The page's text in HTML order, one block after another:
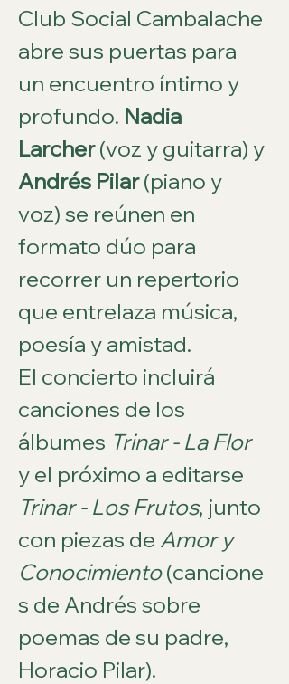
Club Social Cambalache
abre sus puertas para
un encuentro íntimo y
profundo. Nadia
Larcher (voz y guitarra) y
Andrés Pilar (piano y
voz) se reúnen en
formato dúo para
recorrer un repertorio
que entrelaza música,
poesía y amistad.
El concierto incluirá
canciones de los
álbumes Trinar - La Flor
y el próximo a editarse
Trinar - Los Frutos, junto
con piezas de Amor y
Conocimiento (cancione
s de Andrés sobre
poemas de su padre,
Horacio Pilar).